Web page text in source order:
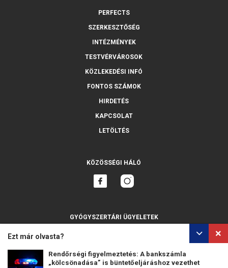
Ezt már olvasta?
Rendőrségi figyelmeztetés: A bankszámla
„kölcsönadása” is büntetőeljáráshoz vezethet
PERFECTS
SZERKESZTŐSÉG
INTÉZMÉNYEK
TESTVÉRVÁROSOK
KÖZLEKEDÉSI INFÓ
FONTOS SZÁMOK
HIRDETÉS
KAPCSOLAT
LETÖLTÉS
KÖZÖSSÉGI HÁLÓ
GYÓGYSZERTÁRI ÜGYELETEK